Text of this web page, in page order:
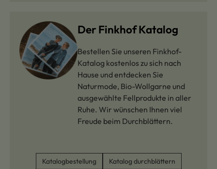
Der Finkhof Katalog
Bestellen Sie unseren Finkhof-
Katalog kostenlos zu sich nach
Hause und entdecken Sie
Naturmode, Bio-Wollgarne und
ausgewählte Fellprodukte in aller
Ruhe. Wir wünschen Ihnen viel
Freude beim Durchblättern.
Katalogbestellung Katalog durchblättern